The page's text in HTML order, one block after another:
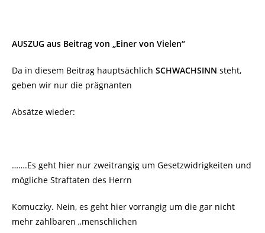
AUSZUG aus Beitrag von „Einer von Vielen“
Da in diesem Beitrag hauptsächlich SCHWACHSINN steht,
geben wir nur die prägnanten
Absätze wieder:
…….Es geht hier nur zweitrangig um Gesetzwidrigkeiten und
mögliche Straftaten des Herrn
Komuczky. Nein, es geht hier vorrangig um die gar nicht
mehr zählbaren „menschlichen